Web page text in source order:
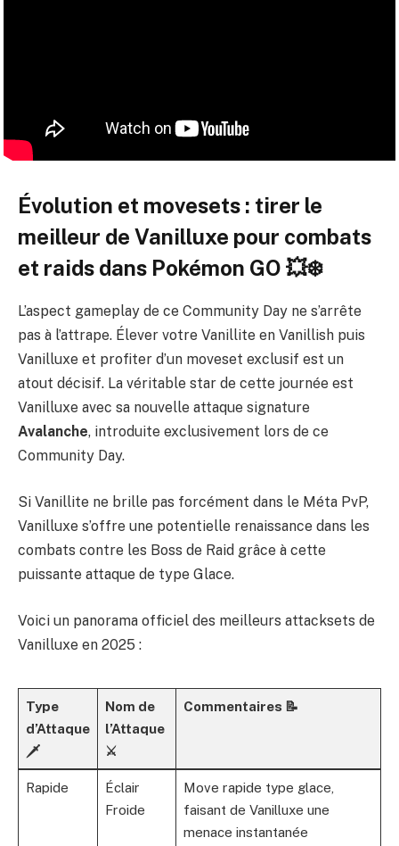
Évolution et movesets : tirer le
meilleur de Vanilluxe pour combats
et raids dans Pokémon GO 💥❄️
L’aspect gameplay de ce Community Day ne s’arrête
pas à l’attrape. Élever votre Vanillite en Vanillish puis
Vanilluxe et profiter d’un moveset exclusif est un
atout décisif. La véritable star de cette journée est
Vanilluxe avec sa nouvelle attaque signature
Avalanche, introduite exclusivement lors de ce
Community Day.
Si Vanillite ne brille pas forcément dans le Méta PvP,
Vanilluxe s’offre une potentielle renaissance dans les
combats contre les Boss de Raid grâce à cette
puissante attaque de type Glace.
Voici un panorama officiel des meilleurs attacksets de
Vanilluxe en 2025 :
Type
d’Attaque
🗡️
Nom de
l’Attaque
⚔️
Commentaires 📝
Rapide
Éclair
Froide
Move rapide type glace,
faisant de Vanilluxe une
menace instantanée